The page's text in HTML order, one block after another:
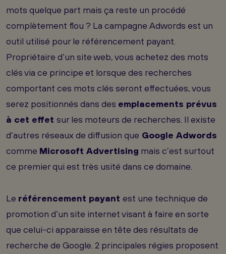
mots quelque part mais ça reste un procédé
complètement flou ? La campagne Adwords est un
outil utilisé pour le référencement payant.
Propriétaire d’un site web, vous achetez des mots
clés via ce principe et lorsque des recherches
comportant ces mots clés seront effectuées, vous
serez positionnés dans des emplacements prévus
à cet effet sur les moteurs de recherches. Il existe
d’autres réseaux de diffusion que Google Adwords
comme Microsoft Advertising mais c’est surtout
ce premier qui est très usité dans ce domaine.
Le référencement payant est une technique de
promotion d’un site internet visant à faire en sorte
que celui-ci apparaisse en tête des résultats de
recherche de Google. 2 principales régies proposent